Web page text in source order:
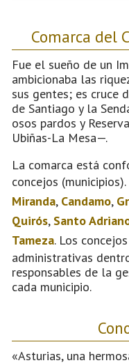
Comarca del
Fue el sueño de un
ambicionaba las
sus gentes; es cruce
de Santiago y la
osos pardos y
Ubiñas-La Mesa—.
La comarca está
concejos
Miranda, Candamo,
Quirós, Santo
Tameza. Los
administrativas
responsables de la
cada municipio.
«Asturias, una